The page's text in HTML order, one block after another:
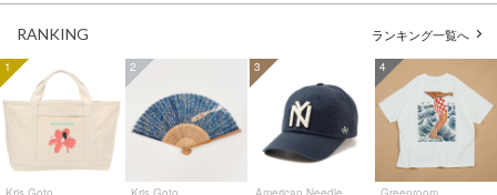
RANKING ランキング一覧へ
1 2 3 4